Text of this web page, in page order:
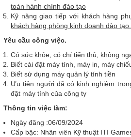
toán hành chính đào tạo
Kỹ năng giao tiếp với khách hàng
khách hàng phòng kinh doanh đào tạo.
Yêu cầu công việc.
Có sức khỏe, có chí tiến thủ, không
Biết cài đặt máy tính, máy in, máy
Biết sử dụng máy quản lý tính tiền
Ưu tiên người đã có kinh nghiệm
đặt máy tính của công ty
Thông tin việc làm:
Ngày đăng :06/09/2024
Cấp bậc: Nhân viên Kỹ thuật ITI